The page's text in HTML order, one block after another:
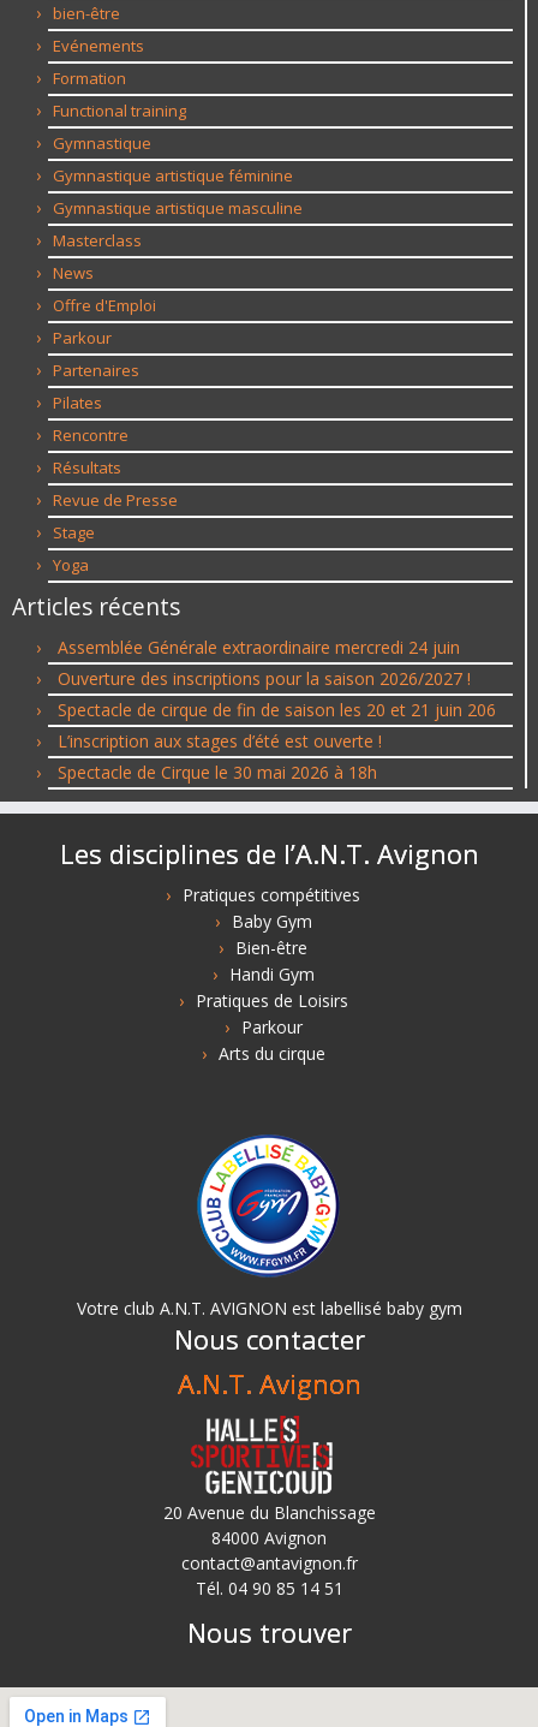
bien-être
Evénements
Formation
Functional training
Gymnastique
Gymnastique artistique féminine
Gymnastique artistique masculine
Masterclass
News
Offre d'Emploi
Parkour
Partenaires
Pilates
Rencontre
Résultats
Revue de Presse
Stage
Yoga
Articles récents
Assemblée Générale extraordinaire mercredi 24 juin
Ouverture des inscriptions pour la saison 2026/2027 !
Spectacle de cirque de fin de saison les 20 et 21 juin 206
L’inscription aux stages d’été est ouverte !
Spectacle de Cirque le 30 mai 2026 à 18h
Les disciplines de l’A.N.T. Avignon
Pratiques compétitives
Baby Gym
Bien-être
Handi Gym
Pratiques de Loisirs
Parkour
Arts du cirque
Votre club A.N.T. AVIGNON est labellisé baby gym
Nous contacter
A.N.T. Avignon
20 Avenue du Blanchissage
84000 Avignon
contact@antavignon.fr
Tél. 04 90 85 14 51
Nous trouver